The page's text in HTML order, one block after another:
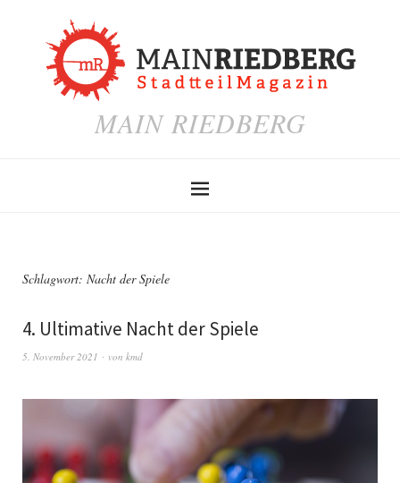
MAIN RIEDBERG
Schlagwort: Nacht der Spiele
4. Ultimative Nacht der Spiele
5. November 2021 von kmd